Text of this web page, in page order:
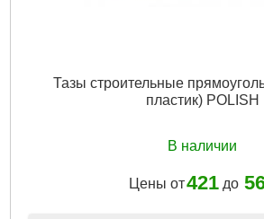
Тазы строительные
пластик) POLISH
В наличии
Цены от421до